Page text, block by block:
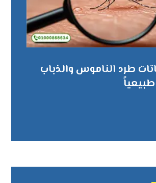
١٠ نباتات طرد الناموس والذباب